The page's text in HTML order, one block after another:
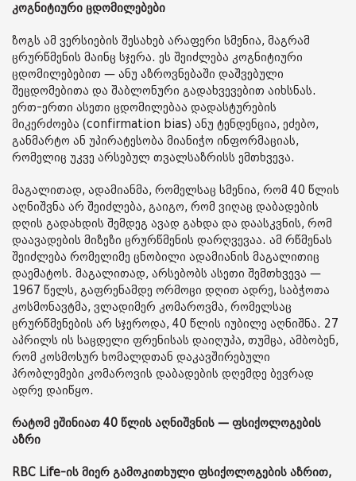
კოგნიტიური ცდომილებები
ზოგს ამ ვერსიების შესახებ არაფერი სმენია, მაგრამ
ცრურწმენის მაინც სჯერა. ეს შეიძლება კოგნიტიური
ცდომილებებით — ანუ აზროვნებაში დაშვებული
შეცდომებითა და შაბლონური გადახვევებით აიხსნას.
ერთ-ერთი ასეთი ცდომილებაა დადასტურების
მიკერძოება (confirmation bias) ანუ ტენდენცია, ეძებო,
განმარტო ან უპირატესობა მიანიჭო ინფორმაციას,
რომელიც უკვე არსებულ თვალსაზრისს ემთხვევა.
მაგალითად, ადამიანმა, რომელსაც სმენია, რომ 40 წლის
აღნიშვნა არ შეიძლება, გაიგო, რომ ვიღაც დაბადების
დღის გადახდის შემდეგ ავად გახდა და დაასკვნის, რომ
დაავადების მიზეზი ცრურწმენის დარღვევაა. ამ რწმენას
შეიძლება რომელიმე ცნობილი ადამიანის მაგალითიც
დაემატოს. მაგალითად, არსებობს ასეთი შემთხვევა —
1967 წელს, გაფრენამდე ორმოცი დღით ადრე, საბჭოთა
კოსმონავტმა, ვლადიმერ კომაროვმა, რომელსაც
ცრურწმენების არ სჯეროდა, 40 წლის იუბილე აღნიშნა. 27
აპრილს ის საცდელი ფრენისას დაიღუპა, თუმცა, ამბობენ,
რომ კოსმოსურ ხომალდთან დაკავშირებული
პრობლემები კომაროვის დაბადების დღემდე ბევრად
ადრე დაიწყო.
რატომ ეშინიათ 40 წლის აღნიშვნის — ფსიქოლოგების
აზრი
RBC Life-ის მიერ გამოკითხული ფსიქოლოგების აზრით,